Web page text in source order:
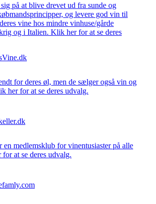
på at blive drevet ud fra sunde og
og levere god vin til
vine hos mindre vinhuse/gårde
og i Italien. Klik her for at se deres
for deres øl, men de sælger også vin og
her for at se deres udvalg.
en medlemsklub for vinentusiaster på alle
at se deres udvalg.